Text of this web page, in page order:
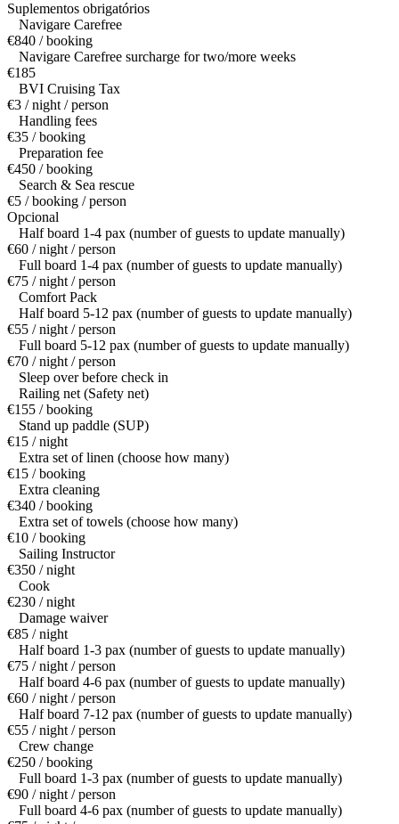
Suplementos obrigatórios
Navigare Carefree
€840 / booking
Navigare Carefree surcharge for two/more weeks
€185
BVI Cruising Tax
€3 / night / person
Handling fees
€35 / booking
Preparation fee
€450 / booking
Search & Sea rescue
€5 / booking / person
Opcional
Half board 1-4 pax (number of guests to update manually)
€60 / night / person
Full board 1-4 pax (number of guests to update manually)
€75 / night / person
Comfort Pack
Half board 5-12 pax (number of guests to update manually)
€55 / night / person
Full board 5-12 pax (number of guests to update manually)
€70 / night / person
Sleep over before check in
Railing net (Safety net)
€155 / booking
Stand up paddle (SUP)
€15 / night
Extra set of linen (choose how many)
€15 / booking
Extra cleaning
€340 / booking
Extra set of towels (choose how many)
€10 / booking
Sailing Instructor
€350 / night
Cook
€230 / night
Damage waiver
€85 / night
Half board 1-3 pax (number of guests to update manually)
€75 / night / person
Half board 4-6 pax (number of guests to update manually)
€60 / night / person
Half board 7-12 pax (number of guests to update manually)
€55 / night / person
Crew change
€250 / booking
Full board 1-3 pax (number of guests to update manually)
€90 / night / person
Full board 4-6 pax (number of guests to update manually)